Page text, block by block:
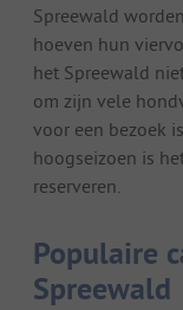
Spreewald
hoeven hun
het Spreewald
om zijn vele
voor een bezoek
hoogseizoen is
reserveren.
Populaire
Spreewald